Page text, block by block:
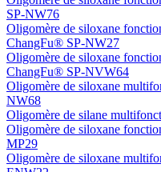
SP-NW76
Oligomère de siloxane
ChangFu® SP-NW27
Oligomère de siloxane
ChangFu® SP-NVW64
Oligomère de siloxane
NW68
Oligomère de silane
Oligomère de siloxane
MP29
Oligomère de siloxane